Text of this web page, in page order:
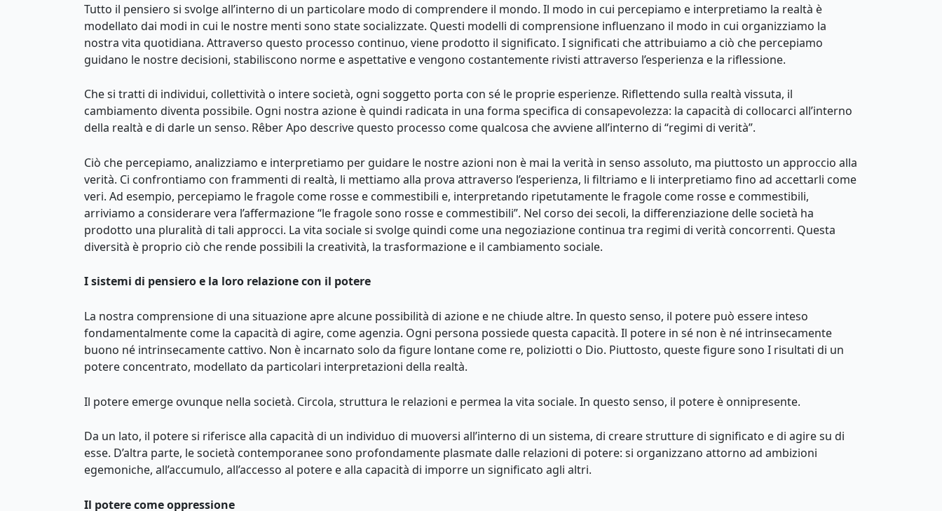
Tutto il pensiero si svolge all’interno di un particolare modo di comprendere il mondo. Il modo in cui percepiamo e interpretiamo la realtà è
modellato dai modi in cui le nostre menti sono state socializzate. Questi modelli di comprensione influenzano il modo in cui organizziamo la
nostra vita quotidiana. Attraverso questo processo continuo, viene prodotto il significato. I significati che attribuiamo a ciò che percepiamo
guidano le nostre decisioni, stabiliscono norme e aspettative e vengono costantemente rivisti attraverso l’esperienza e la riflessione.
Che si tratti di individui, collettività o intere società, ogni soggetto porta con sé le proprie esperienze. Riflettendo sulla realtà vissuta, il
cambiamento diventa possibile. Ogni nostra azione è quindi radicata in una forma specifica di consapevolezza: la capacità di collocarci all’interno
della realtà e di darle un senso. Rêber Apo descrive questo processo come qualcosa che avviene all’interno di “regimi di verità”.
Ciò che percepiamo, analizziamo e interpretiamo per guidare le nostre azioni non è mai la verità in senso assoluto, ma piuttosto un approccio alla
verità. Ci confrontiamo con frammenti di realtà, li mettiamo alla prova attraverso l’esperienza, li filtriamo e li interpretiamo fino ad accettarli come
veri. Ad esempio, percepiamo le fragole come rosse e commestibili e, interpretando ripetutamente le fragole come rosse e commestibili,
arriviamo a considerare vera l’affermazione “le fragole sono rosse e commestibili”. Nel corso dei secoli, la differenziazione delle società ha
prodotto una pluralità di tali approcci. La vita sociale si svolge quindi come una negoziazione continua tra regimi di verità concorrenti. Questa
diversità è proprio ciò che rende possibili la creatività, la trasformazione e il cambiamento sociale.
I sistemi di pensiero e la loro relazione con il potere
La nostra comprensione di una situazione apre alcune possibilità di azione e ne chiude altre. In questo senso, il potere può essere inteso
fondamentalmente come la capacità di agire, come agenzia. Ogni persona possiede questa capacità. Il potere in sé non è né intrinsecamente
buono né intrinsecamente cattivo. Non è incarnato solo da figure lontane come re, poliziotti o Dio. Piuttosto, queste figure sono I risultati di un
potere concentrato, modellato da particolari interpretazioni della realtà.
Il potere emerge ovunque nella società. Circola, struttura le relazioni e permea la vita sociale. In questo senso, il potere è onnipresente.
Da un lato, il potere si riferisce alla capacità di un individuo di muoversi all’interno di un sistema, di creare strutture di significato e di agire su di
esse. D’altra parte, le società contemporanee sono profondamente plasmate dalle relazioni di potere: si organizzano attorno ad ambizioni
egemoniche, all’accumulo, all’accesso al potere e alla capacità di imporre un significato agli altri.
Il potere come oppressione